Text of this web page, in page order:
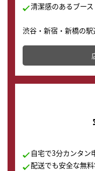
清潔感のあるブース
渋谷・新宿・新橋の駅
その場で現金買取致
店舗を併設しており
の購入もできます♪
自宅で3分カンタン
配送でも安全な無